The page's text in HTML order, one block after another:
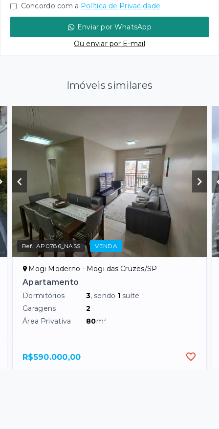
Concordo com a Política de Privacidade
Enviar por WhatsApp
Ou enviar por E-mail
Imóveis similares
Ref.:AP0786_NASS VENDA
Mogi Moderno - Mogi das Cruzes/SP
Apartamento
Dormitórios 3, sendo 1 suíte
Garagens
2
Área Privativa
80m²
R$590.000,00